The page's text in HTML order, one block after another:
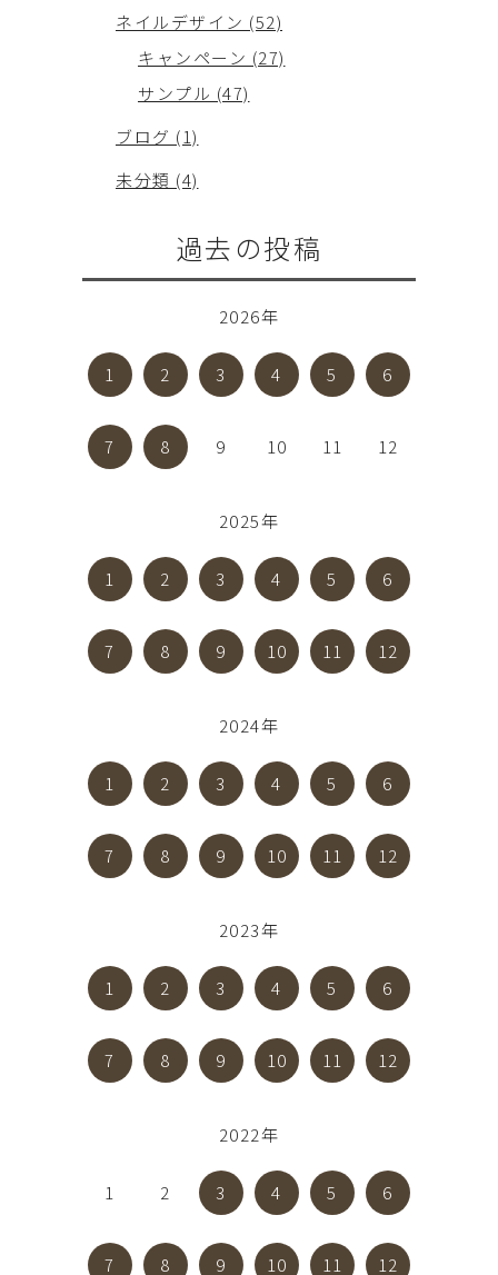
ネイルデザイン (52)
キャンペーン (27)
サンプル (47)
ブログ (1)
未分類 (4)
過去の投稿
2026年
1 2 3 4 5 6
7 8 9 10 11 12
2025年
1 2 3 4 5 6
7 8 9 10 11 12
2024年
1 2 3 4 5 6
7 8 9 10 11 12
2023年
1 2 3 4 5 6
7 8 9 10 11 12
2022年
1 2 3 4 5 6
7 8 9 10 11 12